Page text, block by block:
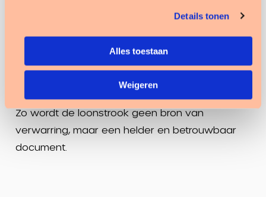
Details tonen
Alles toestaan
Weigeren
overzicht; het is het resultaat van complexe
regels die continu veranderen. Organisaties
doen er goed aan om hun loonadministratie
hierop in te richten en medewerkers actief mee
te nemen in wat er verandert en waarom.
Zo wordt de loonstrook geen bron van
verwarring, maar een helder en betrouwbaar
document.